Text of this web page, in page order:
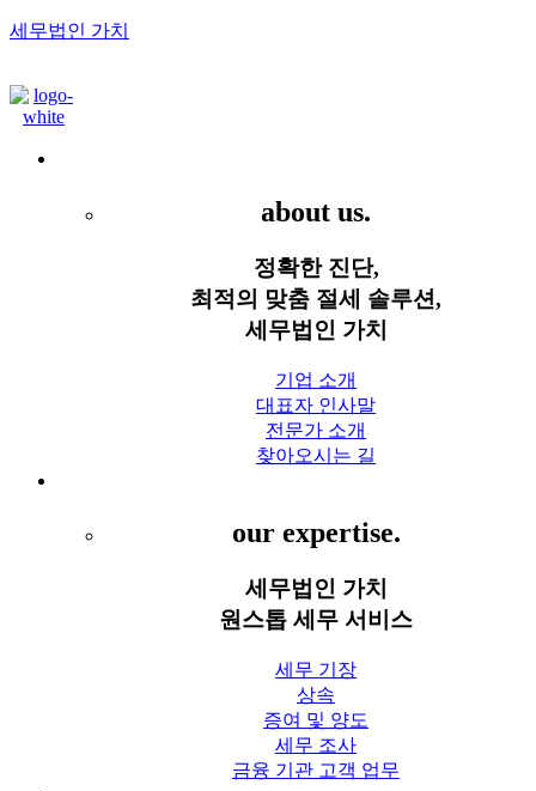
세무법인 가치
about us.
정확한 진단,
최적의 맞춤 절세 솔루션,
세무법인 가치
기업 소개
대표자 인사말
전문가 소개
찾아오시는 길
our expertise.
세무법인 가치
원스톱 세무 서비스
세무 기장
상속
증여 및 양도
세무 조사
금융 기관 고객 업무